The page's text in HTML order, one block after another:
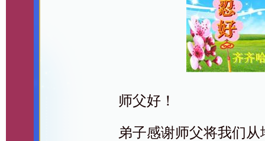
师父好！
弟子感谢师父将我们